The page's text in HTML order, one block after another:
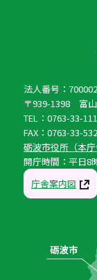
法人番号：
〒939-1398 富
TEL：0763-33-
FAX：0763-33-
砺波市役所（本
開庁時間：平日8
庁舎案内図